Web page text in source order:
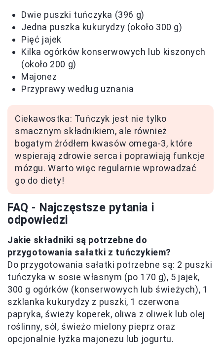
Dwie puszki tuńczyka (396 g)
Jedna puszka kukurydzy (około 300 g)
Pięć jajek
Kilka ogórków konserwowych lub kiszonych
(około 200 g)
Majonez
Przyprawy według uznania
Ciekawostka: Tuńczyk jest nie tylko
smacznym składnikiem, ale również
bogatym źródłem kwasów omega-3, które
wspierają zdrowie serca i poprawiają funkcje
mózgu. Warto więc regularnie wprowadzać
go do diety!
FAQ - Najczęstsze pytania i
odpowiedzi
Jakie składniki są potrzebne do
przygotowania sałatki z tuńczykiem?
Do przygotowania sałatki potrzebne są: 2 puszki
tuńczyka w sosie własnym (po 170 g), 5 jajek,
300 g ogórków (konserwowych lub świeżych), 1
szklanka kukurydzy z puszki, 1 czerwona
papryka, świeży koperek, oliwa z oliwek lub olej
roślinny, sól, świeżo mielony pieprz oraz
opcjonalnie łyżka majonezu lub jogurtu.